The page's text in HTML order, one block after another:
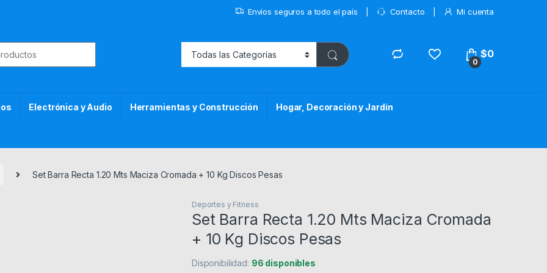
Envíos seguros a todo el país Contacto Mi cuenta
0
$0
Electrónica y Audio Herramientas y Construcción Hogar, Decoración y Jardín
Set Barra Recta 1.20 Mts Maciza Cromada + 10 Kg Discos Pesas
Deportes y Fitness
Set Barra Recta 1.20 Mts Maciza Cromada
+ 10 Kg Discos Pesas
Disponibilidad: 96 disponibles